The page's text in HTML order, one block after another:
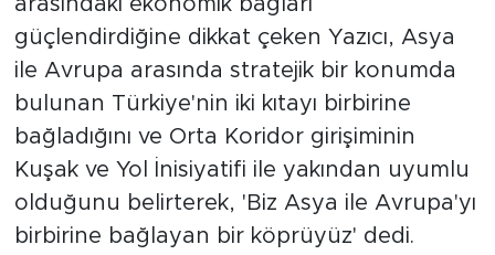
güçlendirdiğine dikkat çeken Yazıcı, Asya
ile Avrupa arasında stratejik bir konumda
bulunan Türkiye'nin iki kıtayı birbirine
bağladığını ve Orta Koridor girişiminin
Kuşak ve Yol İnisiyatifi ile yakından uyumlu
olduğunu belirterek, 'Biz Asya ile Avrupa'yı
birbirine bağlayan bir köprüyüz' dedi.